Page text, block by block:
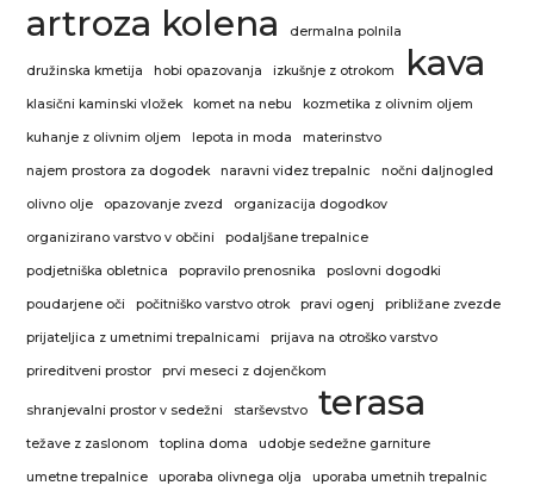
artroza kolena dermalna polnila
družinska kmetija hobi opazovanja izkušnje z otrokom kava
klasični kaminski vložek komet na nebu kozmetika z olivnim oljem
kuhanje z olivnim oljem lepota in moda materinstvo
najem prostora za dogodek naravni videz trepalnic nočni daljnogled
olivno olje opazovanje zvezd organizacija dogodkov
organizirano varstvo v občini podaljšane trepalnice
podjetniška obletnica popravilo prenosnika poslovni dogodki
poudarjene oči počitniško varstvo otrok pravi ogenj približane zvezde
prijateljica z umetnimi trepalnicami prijava na otroško varstvo
prireditveni prostor prvi meseci z dojenčkom
shranjevalni prostor v sedežni starševstvo terasa
težave z zaslonom toplina doma udobje sedežne garniture
umetne trepalnice uporaba olivnega olja uporaba umetnih trepalnic